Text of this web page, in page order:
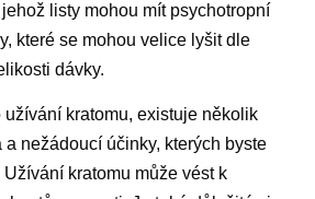
listy mohou mít psychotropní
které se mohou velice lyšit dle
dávky.
užívání kratomu, existuje několik
nežádoucí účinky, kterých byste
kratomu může vést k